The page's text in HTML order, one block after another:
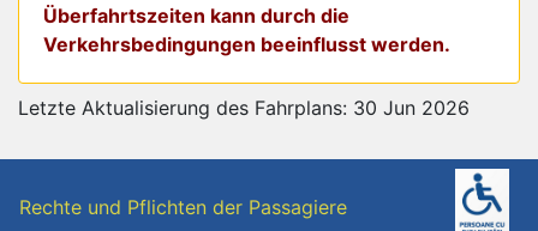
Überfahrtszeiten kann durch die
Verkehrsbedingungen beeinflusst werden.
Letzte Aktualisierung des Fahrplans: 30 Jun 2026
Rechte und Pflichten der Passagiere